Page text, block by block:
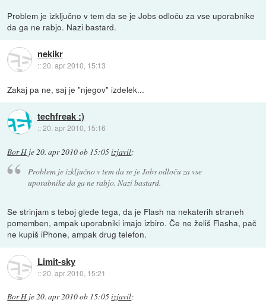
Problem je izključno v tem da se je Jobs odloču za vse uporabnike
da ga ne rabjo. Nazi bastard.
nekikr
::20. apr 2010, 15:13
Zakaj pa ne, saj je "njegov" izdelek...
techfreak :)
::20. apr 2010, 15:16
Bor H je20. apr 2010 ob 15:05izjavil:
Problem je izključno v tem da se je Jobs odloču za vse
uporabnike da ga ne rabjo. Nazi bastard.
Se strinjam s teboj glede tega, da je Flash na nekaterih straneh
pomemben, ampak uporabniki imajo izbiro. Če ne želiš Flasha, pač
ne kupiš iPhone, ampak drug telefon.
Limit-sky
::20. apr 2010, 15:21
Bor H je20. apr 2010 ob 15:05izjavil: